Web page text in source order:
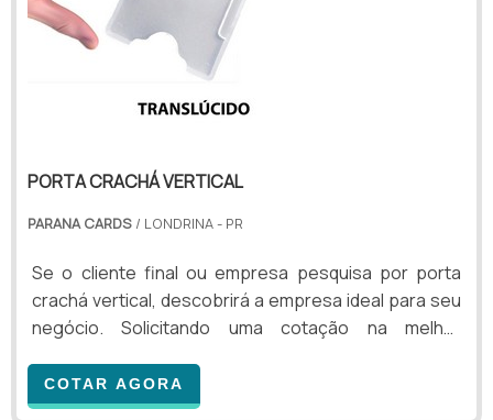
PORTA CRACHÁ VERTICAL
PARANA CARDS / LONDRINA - PR
Se o cliente final ou empresa pesquisa por porta
crachá vertical, descobrirá a empresa ideal para seu
negócio. Solicitando uma cotação na melhor
qualidade e preço justo em um só lugar. Quando a
questão é porta crachá vertical, com os
COTAR AGORA